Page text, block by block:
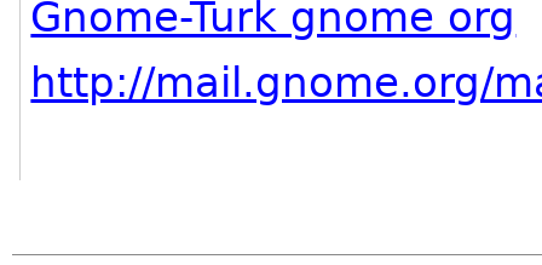
Gnome-Turk gnome org
http://mail.gnome.org/